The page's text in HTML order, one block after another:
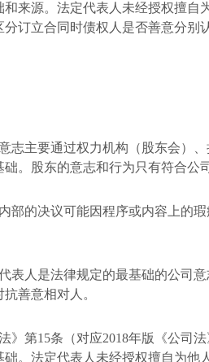
来源。法定代表人未经授权擅
订立合同时债权人是否善意分别
志主要通过权力机构（股东会）
。股东的意志和行为只有符合公
部的决议可能因程序或内容上的
表人是法律规定的最基础的公司
善意相对人。
》第15条（对应2018年版《公司法
。法定代表人未经授权擅自为